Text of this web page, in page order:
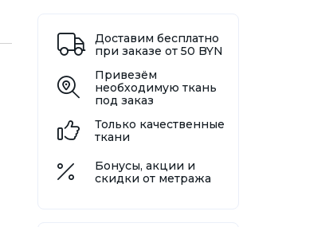
Доставим бесплатно
при заказе от 50 BYN
Привезём
необходимую ткань
под заказ
Только качественные
ткани
Бонусы, акции и
скидки от метража